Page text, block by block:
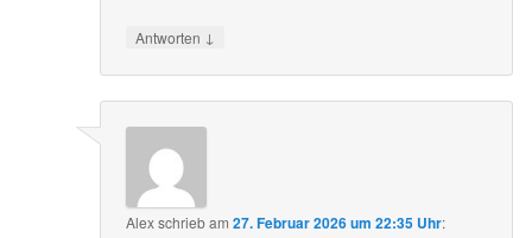
Antworten ↓
Alexschriebam27. Februar 2026 um 22:35 Uhr: